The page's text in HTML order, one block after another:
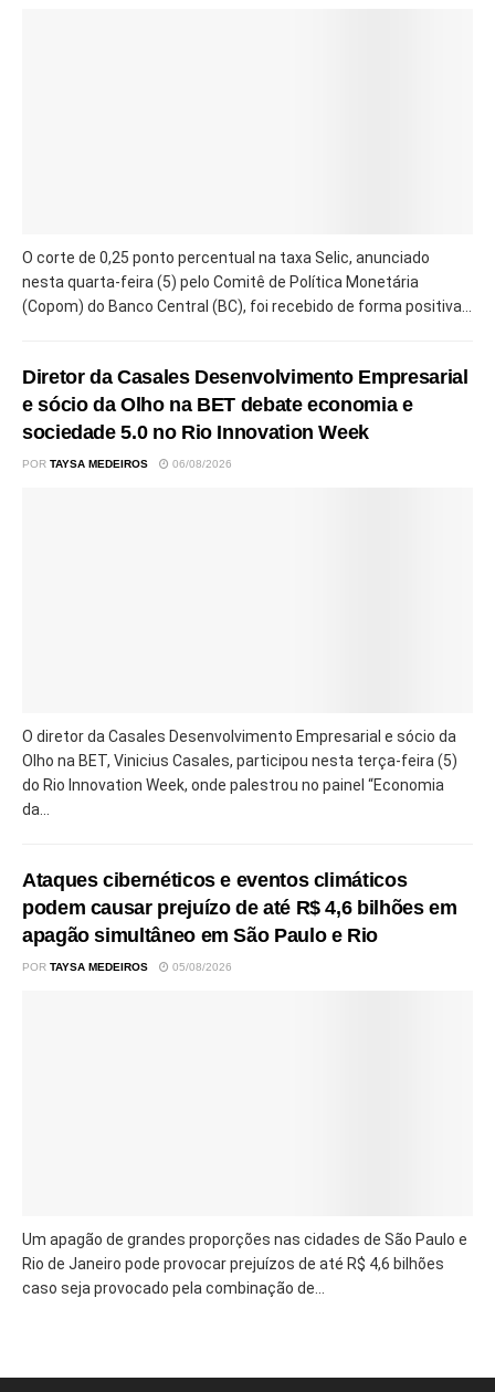
O corte de 0,25 ponto percentual na taxa Selic, anunciado
nesta quarta-feira (5) pelo Comitê de Política Monetária
(Copom) do Banco Central (BC), foi recebido de forma positiva...
Diretor da Casales Desenvolvimento Empresarial
e sócio da Olho na BET debate economia e
sociedade 5.0 no Rio Innovation Week
POR TAYSA MEDEIROS 06/08/2026
O diretor da Casales Desenvolvimento Empresarial e sócio da
Olho na BET, Vinicius Casales, participou nesta terça-feira (5)
do Rio Innovation Week, onde palestrou no painel “Economia
da...
Ataques cibernéticos e eventos climáticos
podem causar prejuízo de até R$ 4,6 bilhões em
apagão simultâneo em São Paulo e Rio
POR TAYSA MEDEIROS 05/08/2026
Um apagão de grandes proporções nas cidades de São Paulo e
Rio de Janeiro pode provocar prejuízos de até R$ 4,6 bilhões
caso seja provocado pela combinação de...